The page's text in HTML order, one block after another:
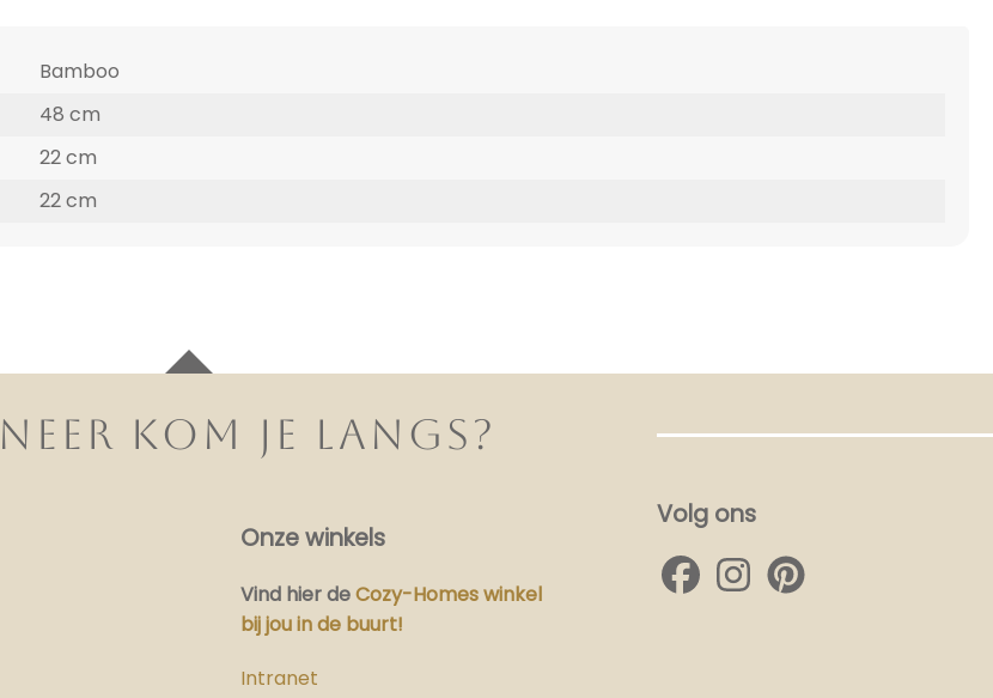
Bamboo
48 cm
22 cm
22 cm
KOM JE LANGS?
Onze winkels
Vind hierdeCozy-Homes winkel
bij jou in de buurt!
Intranet
Volg ons